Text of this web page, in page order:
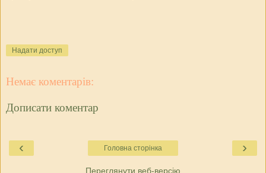
Надати доступ
Немає коментарів:
Дописати коментар
‹ ›
Головна сторінка
Переглянути веб-версію